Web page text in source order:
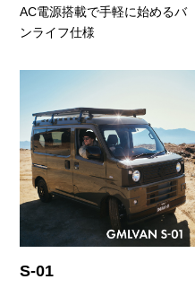
AC電源搭載で手軽に始めるバ
ンライフ仕様
S-01